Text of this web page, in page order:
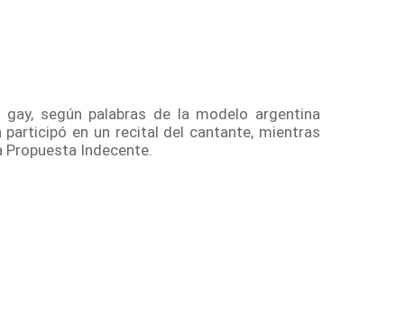
gay, según palabras de la modelo argentina
participó en un recital del cantante, mientras
Indecente.